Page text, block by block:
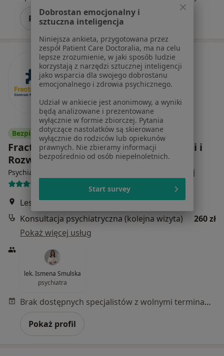
Poproś o wizytę
Bezpieczne płatności
Fractal Concept - Centrum Psychologii i
Rozwoju
Psychiatria, Psychologia, Psychologia dziecięca Więcej
Leszno 12, Warszawa•Mapa
Konsultacja psychiatryczna (kolejna wizyta)
260 zł
Pokaż więcej usług
lek. Ismena Smulska
psychiatra
Brak dostępnych specjalistów z wolnymi terminami w tym centrum medycznym.
Pokaż profil
Dobrostan emocjonalny i
sztuczna inteligencja
Niniejsza ankieta, przygotowana przez
zespół Patient Care Doctoralia, ma na celu
lepsze zrozumienie, w jaki sposób ludzie
korzystają z narzędzi sztucznej inteligencji
jako wsparcia dla swojego dobrostanu
emocjonalnego i zdrowia psychicznego.
Udział w ankiecie jest anonimowy, a wyniki
będą analizowane i prezentowane
wyłącznie w formie zbiorczej. Pytania
dotyczące nastolatków są skierowane
wyłącznie do rodziców lub opiekunów
prawnych. Nie zbieramy informacji
bezpośrednio od osób niepełnoletnich.
Start survey